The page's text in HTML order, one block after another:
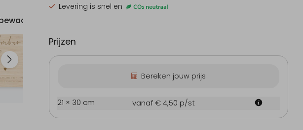
Levering is snel en
Prijzen
Bereken jouw prijs
21 × 30 cm vanaf € 4,50 p/st